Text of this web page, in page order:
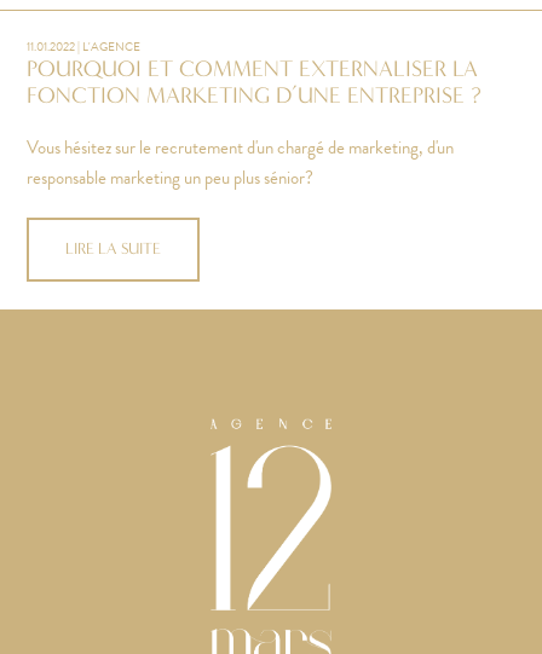
11.01.2022 | L'AGENCE
POURQUOI ET COMMENT EXTERNALISER LA
FONCTION MARKETING D’UNE ENTREPRISE ?
Vous hésitez sur le recrutement d'un chargé de marketing, d'un
responsable marketing un peu plus sénior?
LIRE LA SUITE